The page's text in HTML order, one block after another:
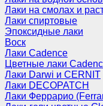
Лаки на смолах и
Лаки спиртовые
Эпоксидные лаки
Воск
Лаки Cadence
Цветные лаки
Лаки Darwi и CERNIT
Лаки DECOPATCH
Лаки Феррарио